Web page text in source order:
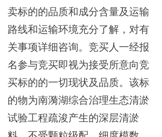
卖标的的品质和成分含量及运输
路线和运输环境充分了解，对有
关事项详细咨询。竞买人一经报
名参与竞买即视为接受所意向竞
买标的的一切现状及品质。 该标
的物为南漪湖综合治理生态清淤
试验工程疏浚产生的深层清淤